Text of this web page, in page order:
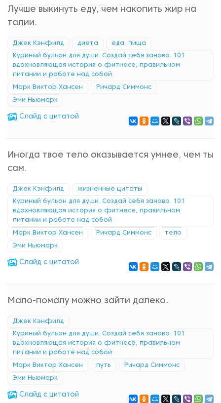
Лучше выкинуть еду, чем накопить жир на
талии.
Джек Кэнфилд диета еда, пища
Куриный бульон для души. Создай себя заново. 101
вдохновляющая история о фитнесе, правильном
питании и работе над собой
Марк Виктор Хансен Ричард Симмонс
Эми Ньюмарк
Cлайд с цитатой
Иногда твое тело оказывается умнее, чем ты
сам.
Джек Кэнфилд жизненные цитаты
Куриный бульон для души. Создай себя заново. 101
вдохновляющая история о фитнесе, правильном
питании и работе над собой
Марк Виктор Хансен Ричард Симмонс тело
Эми Ньюмарк
Cлайд с цитатой
Мало-помалу можно зайти далеко.
Джек Кэнфилд
Куриный бульон для души. Создай себя заново. 101
вдохновляющая история о фитнесе, правильном
питании и работе над собой
Марк Виктор Хансен путь Ричард Симмонс
Эми Ньюмарк
Cлайд с цитатой